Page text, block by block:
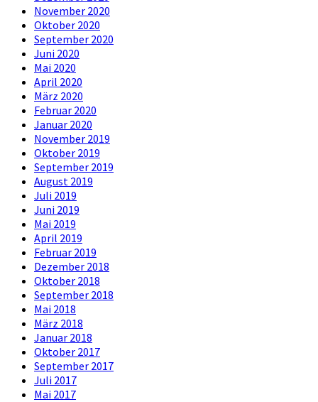
November 2020
Oktober 2020
September 2020
Juni 2020
Mai 2020
April 2020
März 2020
Februar 2020
Januar 2020
November 2019
Oktober 2019
September 2019
August 2019
Juli 2019
Juni 2019
Mai 2019
April 2019
Februar 2019
Dezember 2018
Oktober 2018
September 2018
Mai 2018
März 2018
Januar 2018
Oktober 2017
September 2017
Juli 2017
Mai 2017